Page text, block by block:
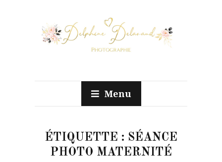
Menu
ÉTIQUETTE : SÉANCE
PHOTO MATERNITÉ